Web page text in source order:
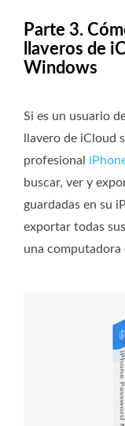
Parte 3.
llaveros de
Windows
Si es un usuario
llavero de iCloud
profesional
buscar, ver y
guardadas en su
exportar todas
una